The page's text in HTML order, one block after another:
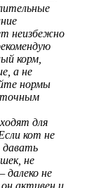
неизбежно
корм,
а не
нормы
для
кот не
давать
не
далеко не
активен и